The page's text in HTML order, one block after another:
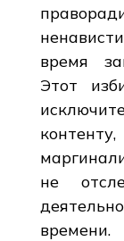
время
Этот
не
времени.